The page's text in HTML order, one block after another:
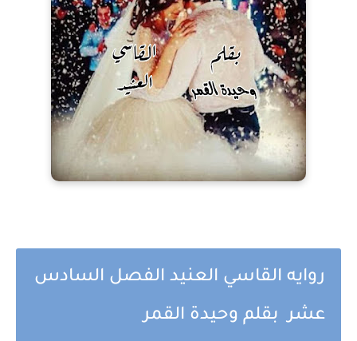
روايه القاسي العنيد الفصل السادس
عشر بقلم وحيدة القمر